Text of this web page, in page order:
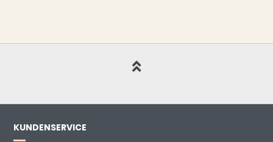
KUNDENSERVICE